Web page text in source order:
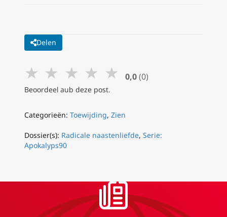
Delen
★ ★ ★ ★ ★ 0,0 (0)
Beoordeel aub deze post.
Categorieën: Toewijding, Zien
Dossier(s): Radicale naastenliefde, Serie:
Apokalyps90